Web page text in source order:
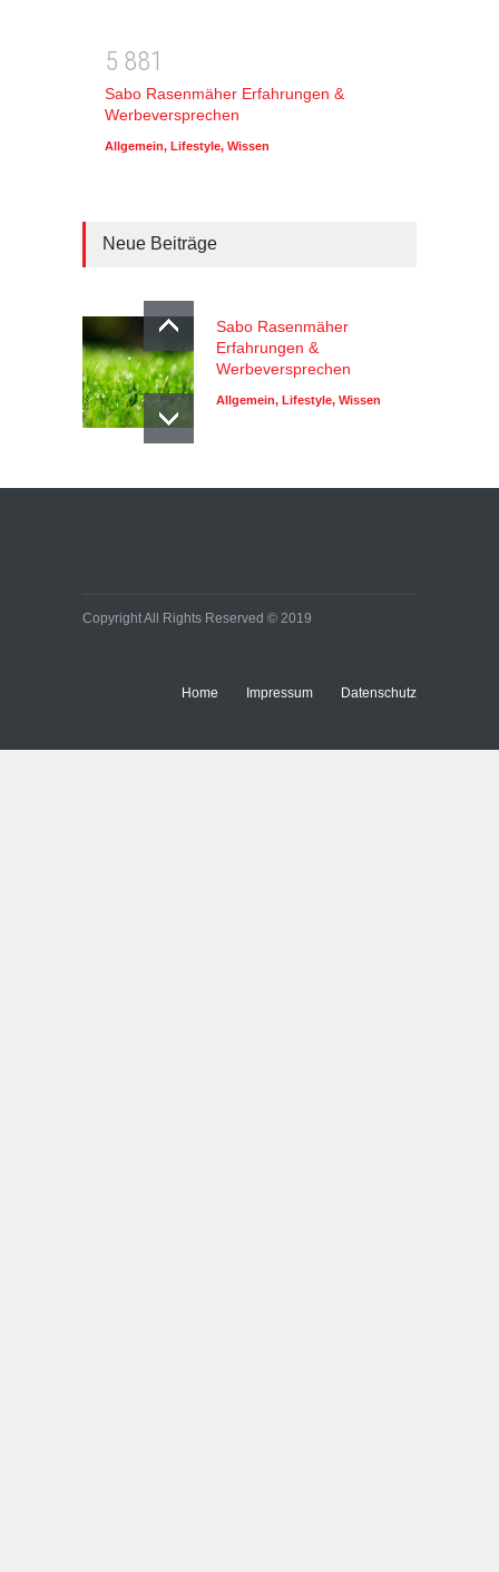
5 881
Sabo Rasenmäher Erfahrungen &
Werbeversprechen
Allgemein, Lifestyle, Wissen
Neue Beiträge
Sabo Rasenmäher
Erfahrungen &
Werbeversprechen
Allgemein, Lifestyle, Wissen
Copyright All Rights Reserved © 2019
Home Impressum Datenschutz